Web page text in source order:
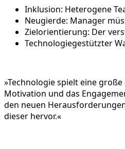
Inklusion: Heterogene
Neugierde: Manager
Zielorientierung: Der
Technologiegestützter
»Technologie spielt eine
Motivation und das
den neuen
dieser hervor.«